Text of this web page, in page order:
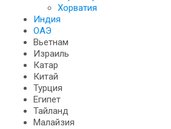
Хорватия
Индия
ОАЭ
Вьетнам
Израиль
Катар
Китай
Турция
Египет
Тайланд
Малайзия